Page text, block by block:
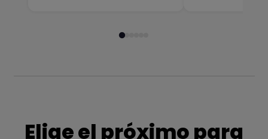
Elige el próximo para